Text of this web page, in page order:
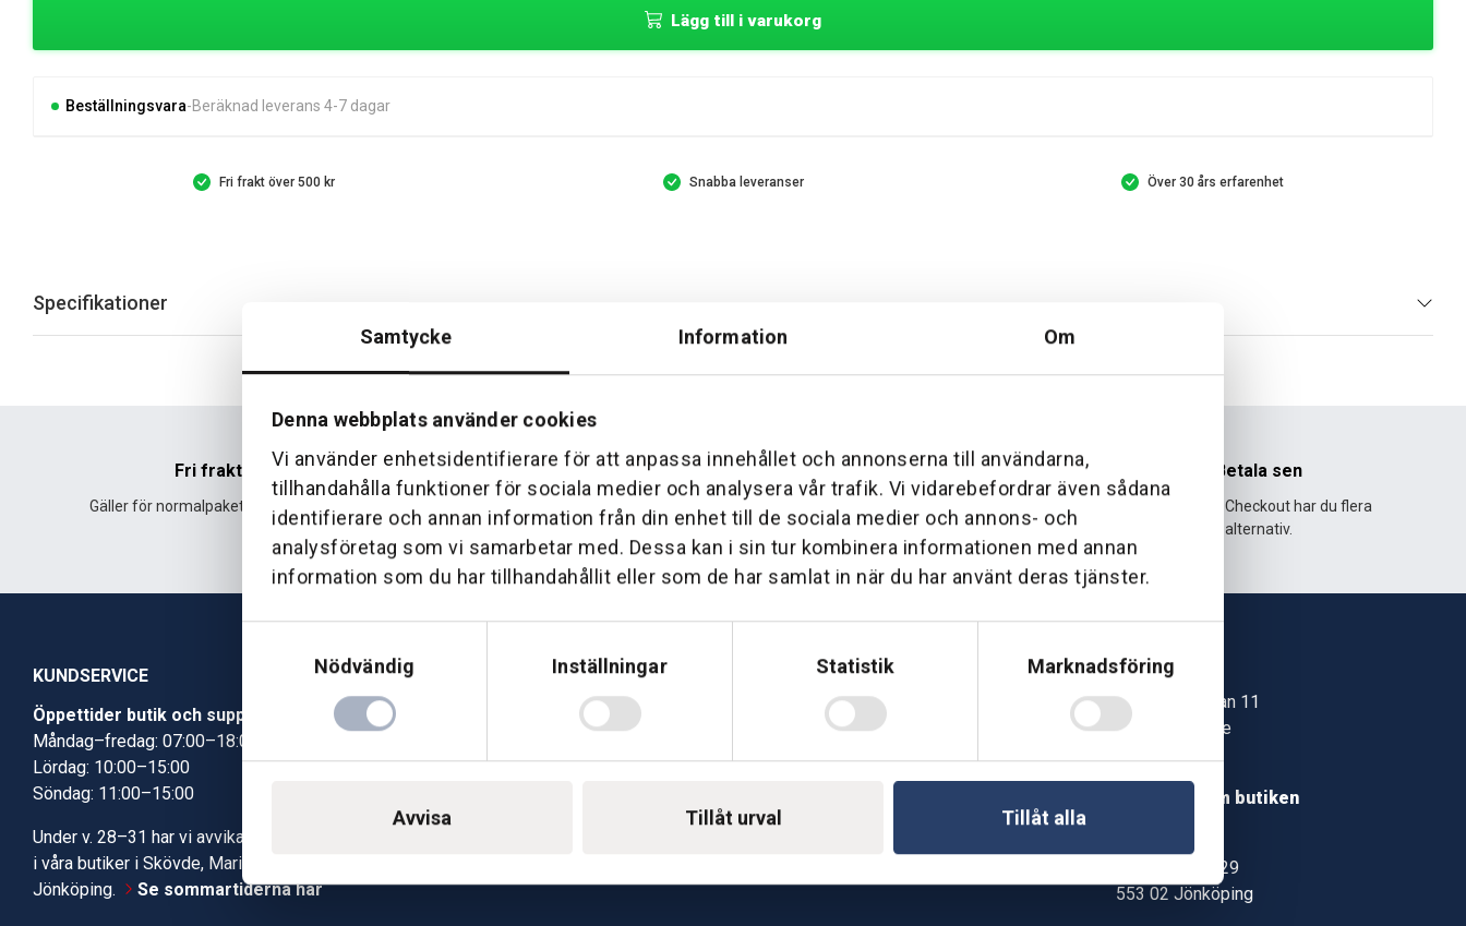
Samtycke Information Om
Denna webbplats använder cookies
Vi använder enhetsidentifierare för att anpassa innehållet och annonserna till användarna,
tillhandahålla funktioner för sociala medier och analysera vår trafik. Vi vidarebefordrar även sådana
identifierare och annan information från din enhet till de sociala medier och annons- och
analysföretag som vi samarbetar med. Dessa kan i sin tur kombinera informationen med annan
information som du har tillhandahållit eller som de har samlat in när du har använt deras tjänster.
Nödvändig
Inställningar Statistik Marknadsföring
Avvisa Tillåt urval Tillåt alla
Lägg till i varukorg
Beställningsvara Beräknad leverans 4-7 dagar
Fri frakt över 500 kr Snabba leveranser Över 30 års erfarenhet
Specifikationer
Fri frakt
Gäller för normalpaket över 500 kr.
Hemleverans
Leverans fram till din dörr. Oavsett storlek.
Över 30 års erfarenhet
Företaget startade 1 januari 1995 och har
sedan dess haft en god tillväxt.
Betala sen
Med Klarna Checkout har du flera
alternativ.
KUNDSERVICE
Öppettider butik och support
Måndag–fredag: 07:00–18:00
Lördag: 10:00–15:00
Söndag: 11:00–15:00
Under v. 28–31 har vi avvikande öppettider
i våra butiker i Skövde, Mariestad och
Jönköping.
Se sommartiderna här
Butik Skövde
Kundcenter
Boka tid i verkstad
Telefon: 0500-414 130
E-mail: support@soderstroms.nu
Gå till vår företagssupport
Skövde
Jonstorpsgatan 11
549 37 Skövde
Läs mer om butiken
Kämpevägen 29
553 02 Jönköping